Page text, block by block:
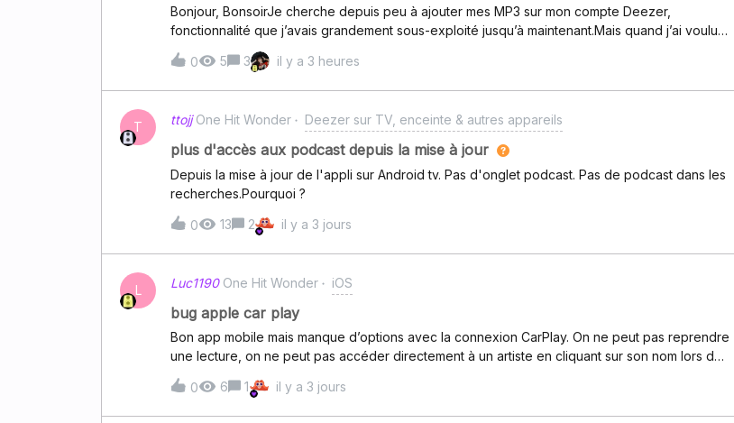
Bonjour, BonsoirJe cherche depuis peu à ajouter mes MP3 sur mon compte Deezer,
fonctionnalité que j’avais grandement sous-exploité jusqu’à maintenant.Mais quand j’ai voulu
créer une playlist pour me faire des “albums” de ces MP3, les artistes disparaissent, ne laissant
que le “-” habituel quand ce champ n’est pas renseigné. Pourtant sur d’autres plateformes
(comme mon téléphone) l’artiste apparait bien, même dans la playlist.Je me demandais donc si
de votre attention.Cordialement
0 5 3 il y a 3 heures
T ttojj One Hit Wonder Deezer sur TV, enceinte & autres appareils
plus d'accès aux podcast depuis la mise à jour
Depuis la mise à jour de l'appli sur Android tv. Pas d'onglet podcast. Pas de podcast dans les
recherches.Pourquoi ?
0 13 2 il y a 3 jours
L Luc1190 One Hit Wonder iOS
bug apple car play
Bon app mobile mais manque d’options avec la connexion CarPlay. On ne peut pas reprendre
une lecture, on ne peut pas accéder directement à un artiste en cliquant sur son nom lors d
une écoute dans une compile par exemple. Encore d autres inconvénients. Une mise à jour
CarPlay serait nécessaire. Pourriez-vous régler cela ?
0 6 1 il y a 3 jours